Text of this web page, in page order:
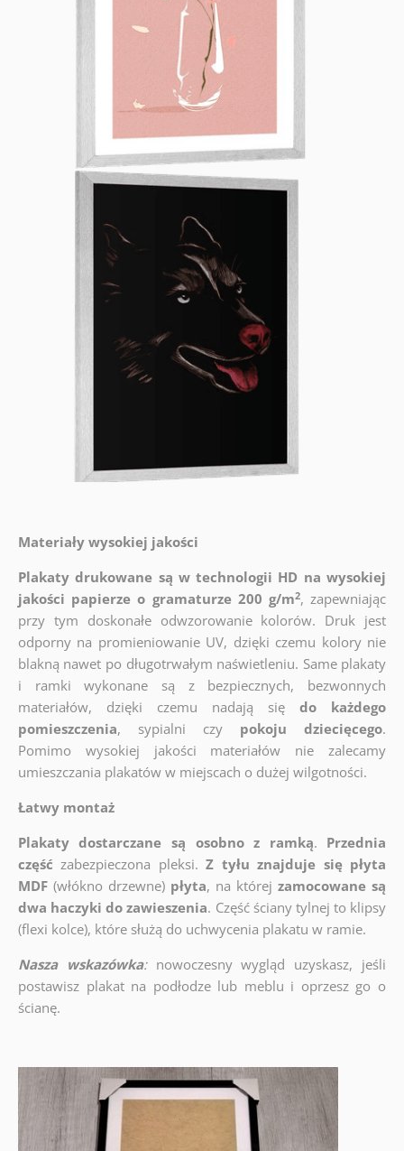
Materiały wysokiej jakości
Plakaty drukowane są w technologii HD na wysokiej
jakości papierze o gramaturze 200 g/m2, zapewniając
przy tym doskonałe odwzorowanie kolorów. Druk jest
odporny na promieniowanie UV, dzięki czemu kolory nie
blakną nawet po długotrwałym naświetleniu. Same plakaty
i ramki wykonane są z bezpiecznych, bezwonnych
materiałów, dzięki czemu nadają siędo każdego
pomieszczenia, sypialni czy pokoju dziecięcego.
Pomimo wysokiej jakości materiałów nie zalecamy
umieszczania plakatów w miejscach o dużej wilgotności.
Łatwy montaż
Plakaty dostarczane są osobno z ramką. Przednia
część zabezpieczona pleksi. Z tyłu znajduje się płyta
MDF (włókno drzewne) płyta, na której zamocowane są
dwa haczyki do zawieszenia. Część ściany tylnej to klipsy
(flexi kolce), które służą do uchwycenia plakatu w ramie.
Nasza wskazówka:nowoczesny wygląd uzyskasz, jeśli
postawisz plakat na podłodze lub meblu i oprzesz go o
ścianę.